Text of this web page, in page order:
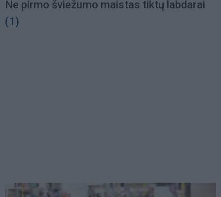
Ne pirmo šviežumo maistas tiktų labdarai
(1)